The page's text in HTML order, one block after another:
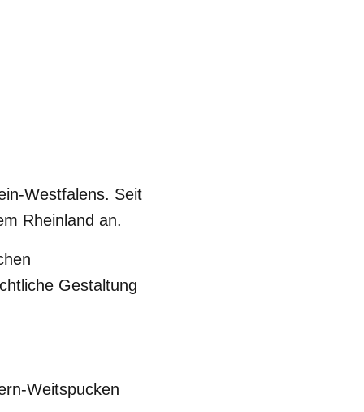
Westfalens. Seit
Rheinland an.
Gestaltung
Weitspucken